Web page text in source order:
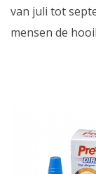
van juli tot
mensen de